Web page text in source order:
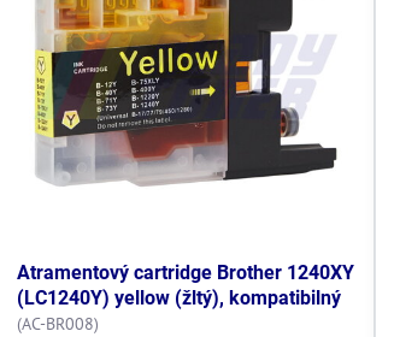
Atramentový cartridge Brother 1240XY
(LC1240Y) yellow (žltý), kompatibilný
(AC-BR008)